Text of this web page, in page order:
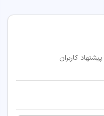
پیشنهاد کاربران